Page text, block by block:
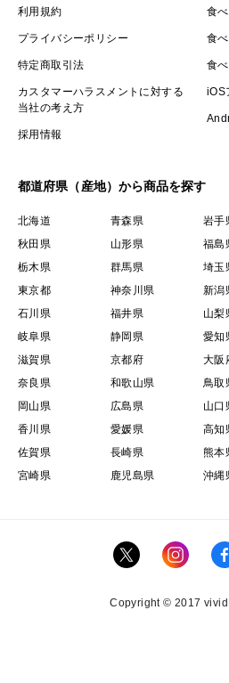
利用規約
プライバシーポリシー
特定商取引法
カスタマーハラスメントに対する
当社の考え方
採用情報
食
食
食
iOS
都道府県（産地）から商品を探す
北海道 青森県 岩手
秋田県
山形県 福島
栃木県
群馬県 埼玉
東京都
神奈川県 新潟
石川県
福井県 山梨
岐阜県
静岡県 愛知
滋賀県
京都府 大阪
奈良県
和歌山県 鳥取
岡山県
広島県 山口
香川県
愛媛県 高知
佐賀県
長崎県 熊本
宮崎県
鹿児島県 沖縄
Copyright © 2017 vivid